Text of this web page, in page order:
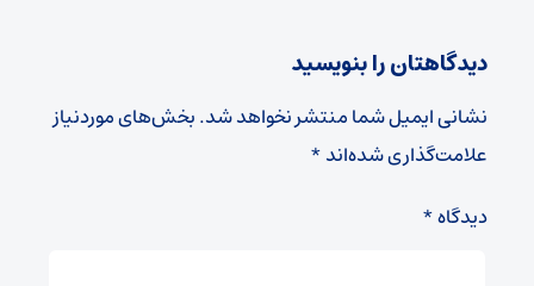
دیدگاهتان را بنویسید
نشانی ایمیل شما منتشر نخواهد شد.بخش‌های موردنیاز
علامت‌گذاری شده‌اند*
دیدگاه*